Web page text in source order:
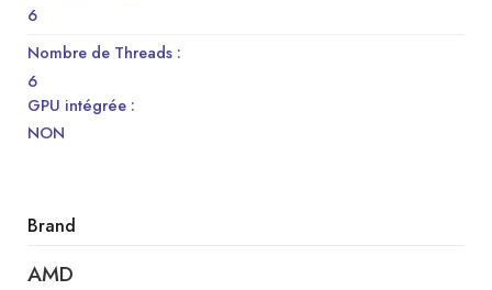
6
Nombre de Threads :
6
GPU intégrée :
NON
Brand
AMD